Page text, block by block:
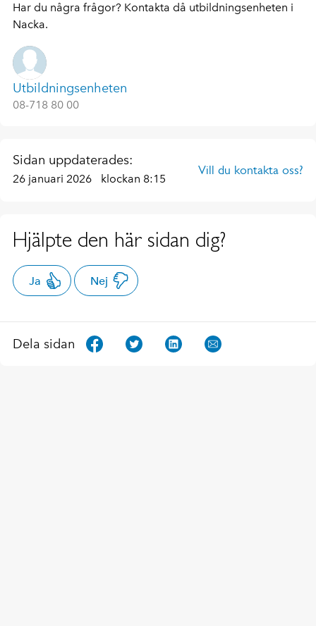
Har du några frågor? Kontakta då utbildningsenheten i
Nacka.
Utbildningsenheten
08-718 80 00
Sidan uppdaterades:
26 januari 2026 klockan 8:15
Vill du kontakta oss?
Hjälpte den här sidan dig?
Ja Nej
Dela sidan